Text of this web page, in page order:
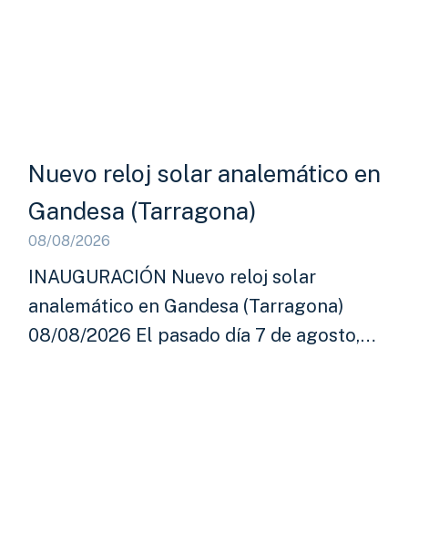
Nuevo reloj solar analemático en
Gandesa (Tarragona)
08/08/2026
INAUGURACIÓN Nuevo reloj solar
analemático en Gandesa (Tarragona)
08/08/2026 El pasado día 7 de agosto,…